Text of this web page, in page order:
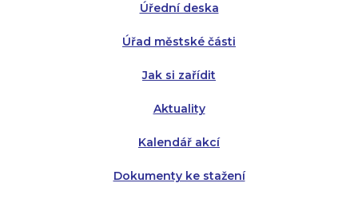
Úřední deska
Úřad městské části
Jak si zařídit
Aktuality
Kalendář akcí
Dokumenty ke stažení
Čtvrtek:
Pátek:
Čtvrtek: